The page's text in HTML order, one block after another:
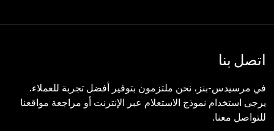
اتصل بنا
في مرسيدس-بنز، نحن ملتزمون بتوفير أفضل تجربة للعملاء.
يرجى استخدام نموذج الاستعلام عبر الإنترنت أو مراجعة مواقعنا
للتواصل معنا.